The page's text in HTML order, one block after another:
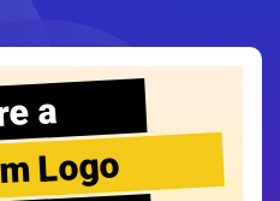
a
Logo